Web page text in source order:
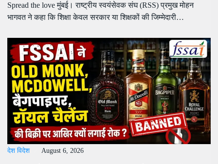
Spread the love मुंबई। राष्ट्रीय स्वयंसेवक संघ (RSS) प्रमुख मोहन
भागवत ने कहा कि शिक्षा केवल सरकार या शिक्षकों की जिम्मेदारी…
देश विदेश August 6, 2026